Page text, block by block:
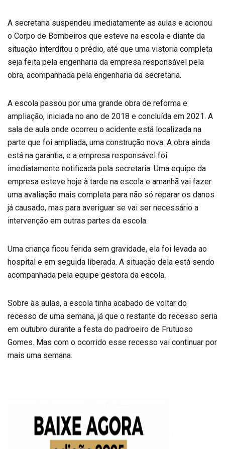
A secretaria suspendeu imediatamente as aulas e acionou
o Corpo de Bombeiros que esteve na escola e diante da
situação interditou o prédio, até que uma vistoria completa
seja feita pela engenharia da empresa responsável pela
obra, acompanhada pela engenharia da secretaria.
A escola passou por uma grande obra de reforma e
ampliação, iniciada no ano de 2018 e concluída em 2021. A
sala de aula onde ocorreu o acidente está localizada na
parte que foi ampliada, uma construção nova. A obra ainda
está na garantia, e a empresa responsável foi
imediatamente notificada pela secretaria. Uma equipe da
empresa esteve hoje à tarde na escola e amanhã vai fazer
uma avaliação mais completa para não só reparar os danos
já causado, mas para averiguar se vai ser necessário a
intervenção em outras partes da escola.
Uma criança ficou ferida sem gravidade, ela foi levada ao
hospital e em seguida liberada. A situação dela está sendo
acompanhada pela equipe gestora da escola.
Sobre as aulas, a escola tinha acabado de voltar do
recesso de uma semana, já que o restante do recesso seria
em outubro durante a festa do padroeiro de Frutuoso
Gomes. Mas com o ocorrido esse recesso vai continuar por
mais uma semana.